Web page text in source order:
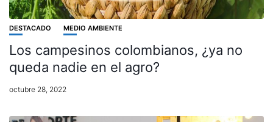
DESTACADO MEDIO AMBIENTE
Los campesinos colombianos, ¿ya no
queda nadie en el agro?
octubre 28, 2022